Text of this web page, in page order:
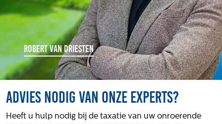
ROBERT VAN DRIESTEN
Advies nodig van onze experts?
Heeft u hulp nodig bij de taxatie van uw onroerende